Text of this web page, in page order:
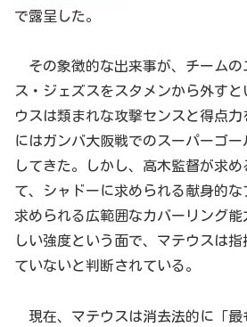
で露呈した。
その象徴的な出来事が、チームの
ス・ジェズスをスタメンから外す
ウスは類まれな攻撃センスと得点
にはガンバ大阪戦でのスーパーゴー
してきた。しかし、高木監督が求
て、シャドーに求められる献身的
求められる広範囲なカバーリング
しい強度という面で、マテウスは
ていないと判断されている。
現在、マテウスは消去法的に「最